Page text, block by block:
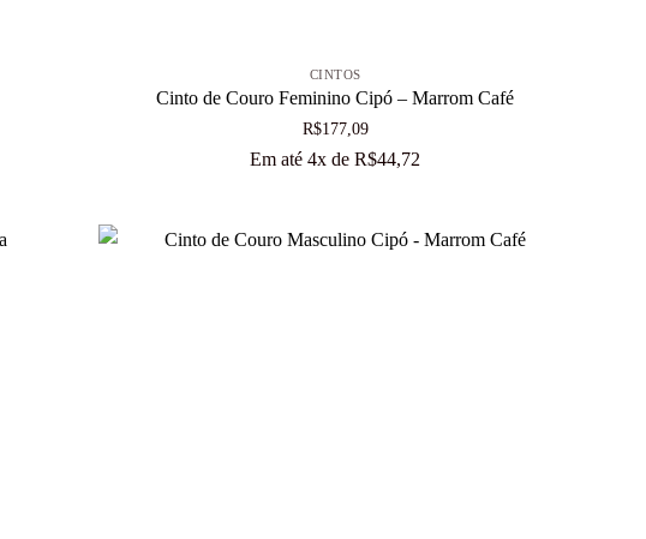
CINTOS
Cinto de Couro Feminino Cipó – Marrom Café
R$177,09
Em até 4x deR$44,72